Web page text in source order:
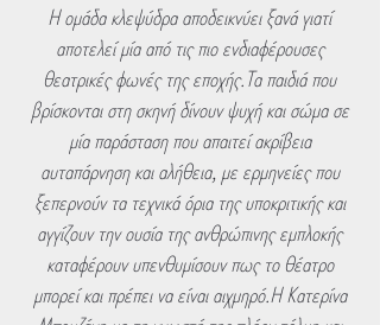
Η ομάδα κλεψύδρα αποδεικνύει ξανά γιατί
αποτελεί μία από τις πιο ενδιαφέρουσες
θεατρικές φωνές της εποχής.Τα παιδιά που
βρίσκονται στη σκηνή δίνουν ψυχή και σώμα σε
μία παράσταση που απαιτεί ακρίβεια
αυταπάρνηση και αλήθεια, με ερμηνείες που
ξεπερνούν τα τεχνικά όρια της υποκριτικής και
αγγίζουν την ουσία της ανθρώπινης εμπλοκής
καταφέρουν υπενθυμίσουν πως το θέατρο
μπορεί και πρέπει να είναι αιχμηρό.Η Κατερίνα